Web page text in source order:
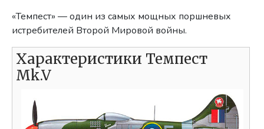
«Темпест» — один из самых мощных поршневых
истребителей Второй Мировой войны.
Характеристики Темпест
Mk.V